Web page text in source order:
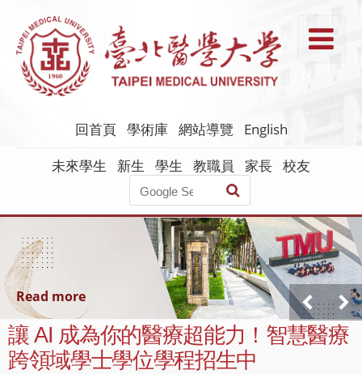
主
要
回首頁 學術庫 網站導覽
English
未來學生
新生 學生 教職員 家長 校友
讓 AI 成為你的醫療超能力！智慧醫療
跨領域學士學位學程招生中
Read more